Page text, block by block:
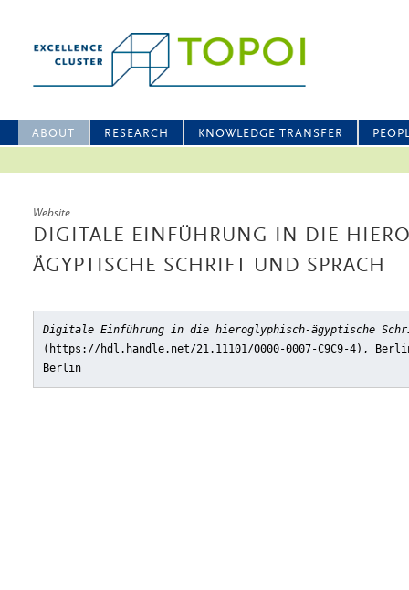
ABOUT RESEARCH KNOWLEDGE TRANSFER
Website
DIGITALE EINFÜHRUNG IN DIE
ÄGYPTISCHE SCHRIFT UND SPRACH
Digitale Einführung in die hieroglyphisch-ägyptische
(https://hdl.handle.net/21.11101/0000-0007-C9C9-4),
Berlin